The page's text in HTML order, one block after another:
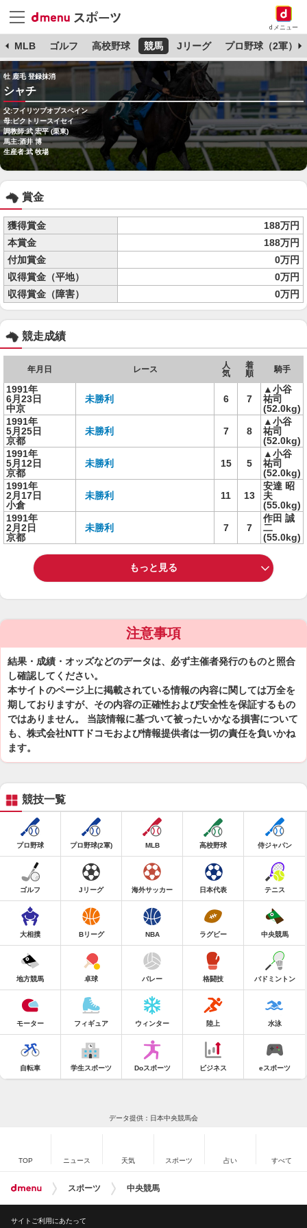
dメニュー
MLB ゴルフ 高校野球 競馬 Jリーグ プロ野球（2軍）
牡 鹿毛 登録抹消
シャチ
父:フイリツプオブスペイン
母:ビクトリースイセイ
調教師:武 宏平 (栗東)
馬主:酒井 博
生産者:武 牧場
賞金
獲得賞金
188万円
本賞金
188万円
付加賞金
0万円
収得賞金（平地）
0万円
収得賞金（障害）
0万円
競走成績
年月日 レース
人
気
着
順
騎手
1991年
6月23日
中京
未勝利 6 7
▲小谷
祐司
(52.0kg)
1991年
5月25日
京都
未勝利 7 8
▲小谷
祐司
(52.0kg)
1991年
5月12日
京都
未勝利 15 5
▲小谷
祐司
(52.0kg)
1991年
2月17日
小倉
未勝利 11 13
安達 昭
夫
(55.0kg)
1991年
2月2日
京都
未勝利 7 7
作田 誠
二
(55.0kg)
もっと見る
注意事項
結果・成績・オッズなどのデータは、必ず主催者発行のものと照合
し確認してください。
本サイトのページ上に掲載されている情報の内容に関しては万全を
期しておりますが、その内容の正確性および安全性を保証するもの
ではありません。 当該情報に基づいて被ったいかなる損害について
も、株式会社NTTドコモおよび情報提供者は一切の責任を負いかね
ます。
競技一覧
プロ野球 プロ野球(2軍) MLB 高校野球 侍ジャパン
ゴルフ Jリーグ 海外サッカー 日本代表 テニス
大相撲 Bリーグ NBA ラグビー 中央競馬
地方競馬 卓球 バレー 格闘技 バドミントン
モーター フィギュア ウィンター 陸上 水泳
自転車 学生スポーツ Doスポーツ ビジネス eスポーツ
データ提供：日本中央競馬会
TOP ニュース 天気 スポーツ 占い すべて
スポーツ 中央競馬
サイトご利用にあたって